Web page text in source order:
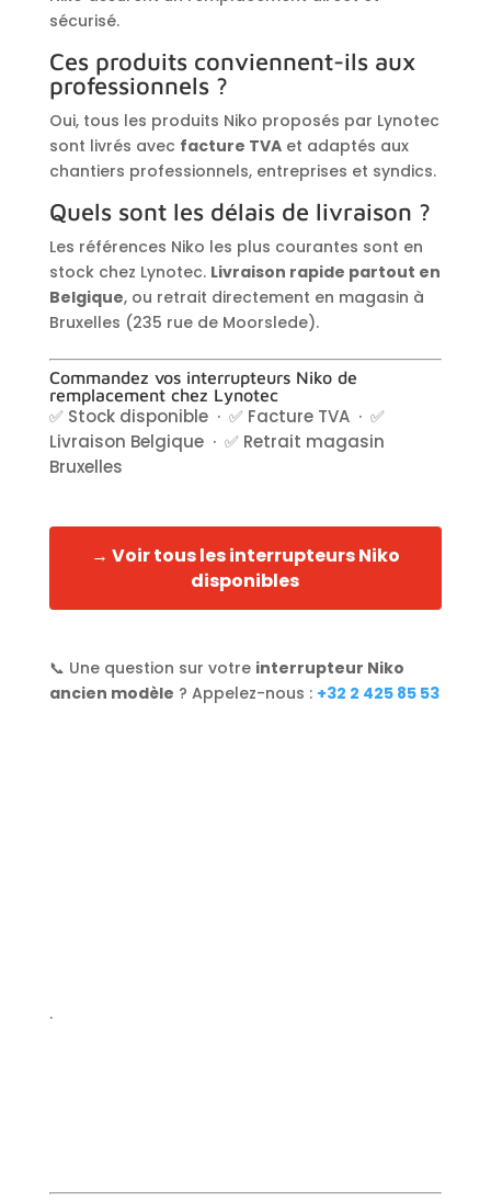
sécurisé.
Ces produits conviennent-ils aux
professionnels ?
Oui, tous les produits Niko proposés par Lynotec
sont livrés avec facture TVAet adaptés aux
chantiers professionnels, entreprises et syndics.
Quels sont les délais de livraison ?
Les références Niko les plus courantes sont en
stock chez Lynotec. Livraison rapide partout en
Belgique, ou retrait directement en magasin à
Bruxelles (235 rue de Moorslede).
Commandez vos interrupteurs Niko de
remplacement chez Lynotec
✅ Stock disponible · ✅ Facture TVA · ✅
Livraison Belgique · ✅ Retrait magasin
Bruxelles
→ Voir tous les interrupteurs Niko
disponibles
📞 Une question sur votre interrupteur Niko
ancien modèle ? Appelez-nous : +32 2 425 85 53
.